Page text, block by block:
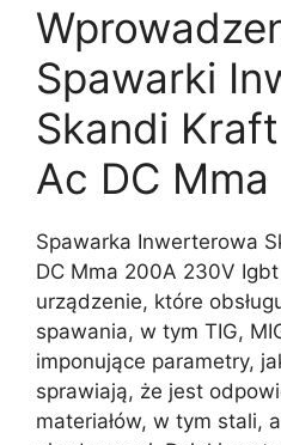
Spawarki
Skandi
Ac DC Mma
Spawarka Inwerterowa
DC Mma 200A 230V
urządzenie, które
spawania, w tym TIG,
imponujące parametry,
sprawiają, że jest
materiałów, w tym stali,